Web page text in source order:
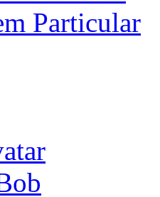
Particular